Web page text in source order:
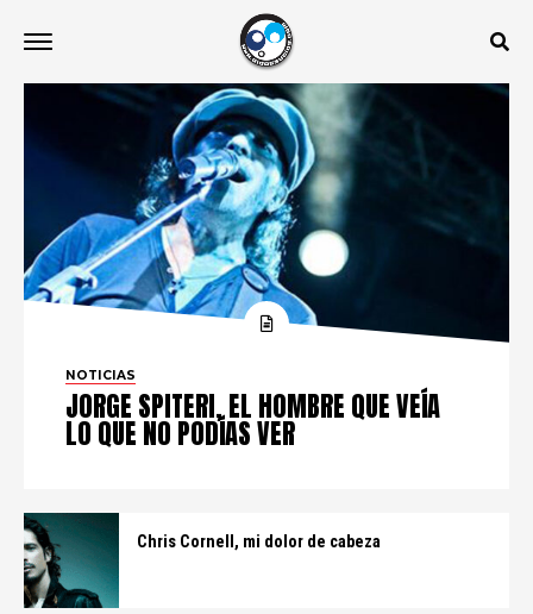
NOTICIAS
JORGE SPITERI, EL HOMBRE QUE VEÍA
LO QUE NO PODÍAS VER
Chris Cornell, mi dolor de cabeza